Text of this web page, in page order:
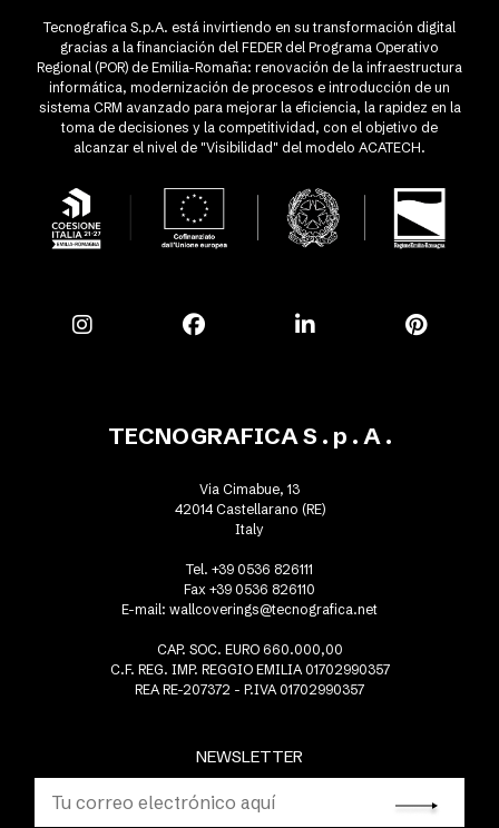
Tecnografica S.p.A. está invirtiendo en su transformación digital
gracias a la financiación del FEDER del Programa Operativo
Regional (POR) de Emilia-Romaña: renovación de la infraestructura
informática, modernización de procesos e introducción de un
sistema CRM avanzado para mejorar la eficiencia, la rapidez en la
toma de decisiones y la competitividad, con el objetivo de
alcanzar el nivel de "Visibilidad" del modelo ACATECH.
NEWSLETTER
TECNOGRAFICA S . p . A .
Via Cimabue, 13
42014 Castellarano (RE)
Italy
Tel. +39 0536 826111
Fax +39 0536 826110
E-mail: wallcoverings@tecnografica.net
CAP. SOC. EURO 660.000,00
C.F. REG. IMP. REGGIO EMILIA 01702990357
REA RE-207372 - P.IVA 01702990357